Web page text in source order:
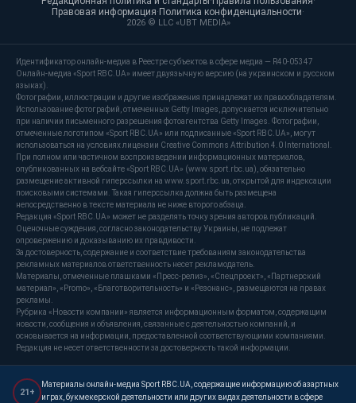
Правовая информация·Политика конфиденциальности·
2026 © LLC «UBT MEDIA»
Идентификатор онлайн-медиа в Реестре субъектов в сфере медиа — R40-05347
Онлайн-медиа «Sport RBC.UA» имеет двуязычную версию (на украинском и русском
языках).
Фотографии, иллюстрации и другие изображения принадлежат их правообладателям.
Использование фотографий, отмеченных Getty Images, допускается исключительно
при наличии письменного разрешения фотоагентства Getty Images. Фотографии,
отмеченные логотипом «Sport RBC.UA» или подписанные «Sport RBC.UA», могут
использоваться на условиях лицензии Creative Commons Attribution 4.0 International.
При полном или частичном воспроизведении информационных материалов,
опубликованных на вебсайте «Sport RBC.UA» (www.sport.rbc.ua), обязательно
размещение активной гиперссылки на www.sport.rbc.ua, открытой для индексации
поисковыми системами. Такая гиперссылка должна быть размещена
непосредственно в тексте материала не ниже второго абзаца.
Редакция «Sport RBC.UA» может не разделять точку зрения авторов публикаций.
Оценочные суждения, согласно законодательству Украины, не подлежат
опровержению и доказыванию их правдивости.
За достоверность, содержание и соответствие требованиям законодательства
рекламных материалов ответственность несет рекламодатель.
Материалы, отмеченные плашками «Пресс-релиз», «Спецпроект», «Партнерский
материал», «Promo», «Благотворительность» и «Резонанс», размещаются на правах
рекламы.
Рубрика «Новости компании» является информационным форматом, содержащим
новости, сообщения и объявления, связанные с деятельностью компаний, и
основывается на информации, предоставленной соответствующими компаниями.
Редакция не несет ответственности за достоверность такой информации.
21+
Материалы онлайн-медиа Sport RBC.UA, содержащие информацию об азартных
играх, букмекерской деятельности или других видах деятельности в сфере